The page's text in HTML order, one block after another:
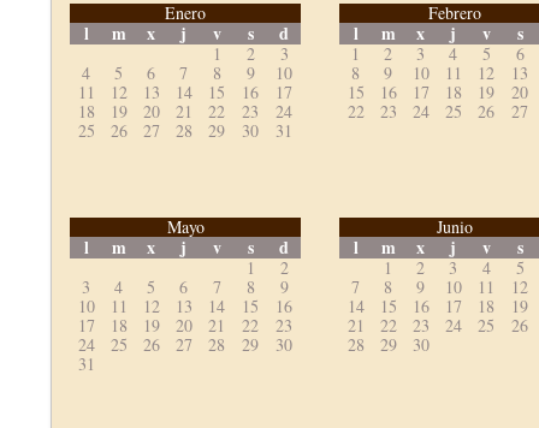
Enero
l m x j v s d
1 2
3
4
5 6 7 8 9
10
11
12 13 14 15 16
17
18
19 20 21 22 23
24
25
26 27 28 29 30 31
Febrero
l m x j v s
1 2 3 4 5
6
8
9 10 11 12
13
15
16 17 18 19
20
22
23 24 25 26 27
Mayo
l m x j v s d
1
2
3
4 5 6 7 8
9
10
11 12 13 14 15
16
17
18 19 20 21 22
23
24
25 26 27 28 29
30
31
Junio
l m x j v s
1 2 3 4
5
7
8 9 10 11
12
14
15 16 17 18
19
21
22 23 24 25
26
28
29 30